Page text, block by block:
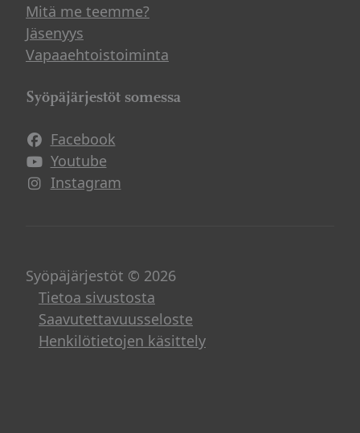
Mitä me teemme?
Jäsenyys
Vapaaehtoistoiminta
Syöpäjärjestöt somessa
Facebook
Avautuu uuteen ikkunaan
Youtube
Avautuu uuteen ikkunaan
Instagram
Avautuu uuteen ikkunaan
Syöpäjärjestöt © 2026
Tietoa sivustosta
Saavutettavuusseloste
Henkilötietojen käsittely